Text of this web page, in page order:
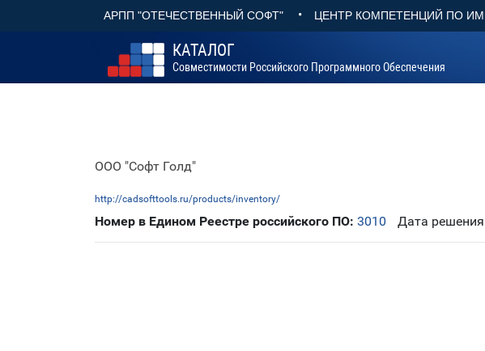
АРПП "ОТЕЧЕСТВЕННЫЙ СОФТ" • ЦЕНТР КОМПЕТЕНЦИЙ ПО
КАТАЛОГ
Совместимости Российского Программного Обеспечения
ООО "Софт Голд"
http://cadsofttools.ru/products/inventory/
Номер в Едином Реестре российского ПО: 3010 Дата